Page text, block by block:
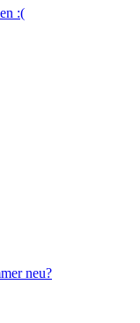
:(
neu?